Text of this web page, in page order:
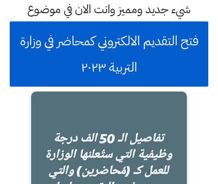
شيء جديد ومميز وانت الان في موضوع
فتح التقديم الالكتروني كمحاضر في وزارة
التربية ٢٠٢٣